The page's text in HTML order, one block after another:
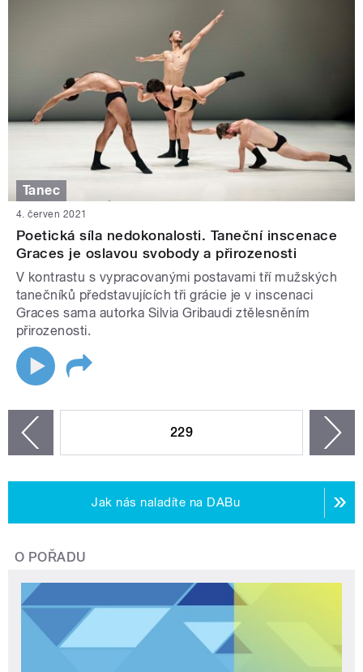
Tanec
4. červen 2021
Poetická síla nedokonalosti. Taneční inscenace
Graces je oslavou svobody a přirozenosti
V kontrastu s vypracovanými postavami tří mužských
tanečníků představujících tři grácie je v inscenaci
Graces sama autorka Silvia Gribaudi ztělesněním
přirozenosti.
229
Jak nás naladíte na DABu
O POŘADU